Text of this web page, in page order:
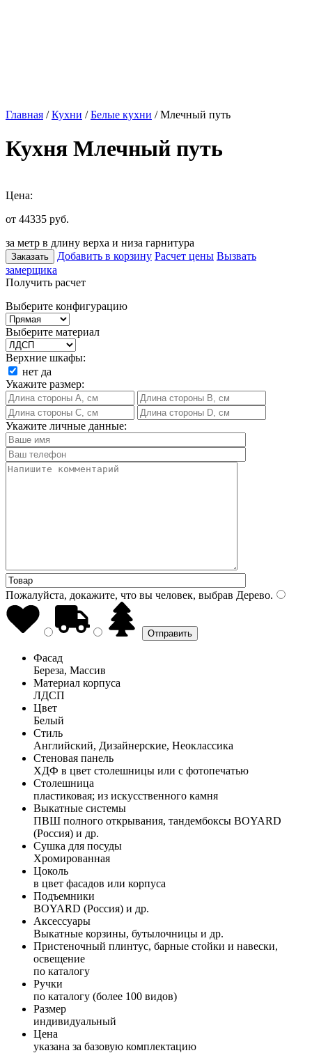
Главная /Кухни /Белые кухни / Млечный путь
Кухня Млечный путь
Цена:
от 44335 руб.
за метр в длину верха и низа гарнитура
Заказать Добавить в корзину Расчет цены Вызвать
замерщика
Получить расчет
Выберите конфигурацию
Выберите материал
Верхние шкафы:
нет да
Укажите размер:
Укажите личные данные:
Пожалуйста, докажите, что вы человек, выбрав Дерево.
Фасад
Береза, Массив
Материал корпуса
ЛДСП
Цвет
Белый
Стиль
Английский, Дизайнерские, Неоклассика
Стеновая панель
ХДФ в цвет столешницы или с фотопечатью
Столешница
пластиковая; из искусственного камня
Выкатные системы
ПВШ полного открывания, тандембоксы BOYARD
(Россия) и др.
Сушка для посуды
Хромированная
Цоколь
в цвет фасадов или корпуса
Подъемники
BOYARD (Россия) и др.
Аксессуары
Выкатные корзины, бутылочницы и др.
Пристеночный плинтус, барные стойки и навески,
освещение
по каталогу
Ручки
по каталогу (более 100 видов)
Размер
индивидуальный
Цена
указана за базовую комплектацию